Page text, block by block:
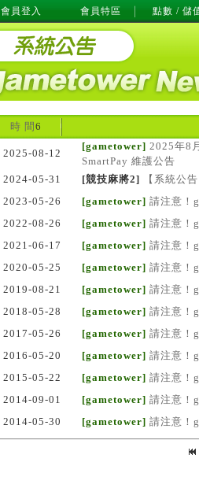
會員登入 會員特區 點數 / 儲
時 間 6
2025-08-12
[gametower] 2025年8
SmartPay 維護公告
2024-05-31
[競技麻將2]
【系統公
2023-05-26
[gametower] 請注意！
2022-08-26
[gametower] 請注意！
2021-06-17
[gametower] 請注意！
2020-05-25
[gametower] 請注意！
2019-08-21
[gametower] 請注意！
2018-05-28
[gametower] 請注意！
2017-05-26
[gametower] 請注意！
2016-05-20
[gametower] 請注意！
2015-05-22
[gametower] 請注意！
2014-09-01
[gametower] 請注意！
2014-05-30
[gametower] 請注意！